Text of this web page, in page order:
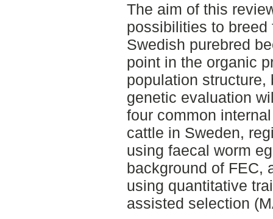
The aim of this
possibilities to
Swedish purebred
point in the organic
population
genetic evaluation
four common
cattle in Sweden,
using faecal worm
background of FEC,
using quantitative
assisted selection